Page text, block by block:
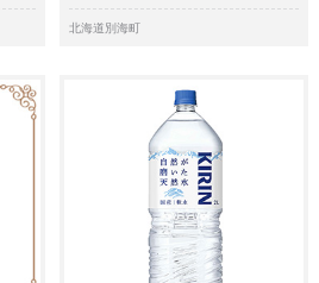
北海道別海町